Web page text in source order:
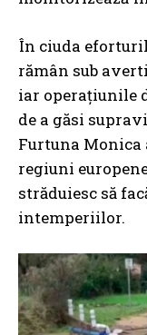
În ciuda
rămân sub
iar operațiunile
de a găsi
Furtuna Monica
regiuni
străduiesc să
intemperiilor.